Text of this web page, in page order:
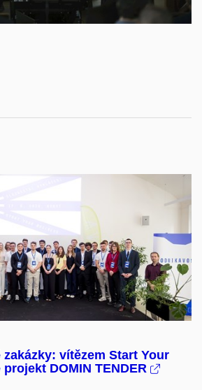
vítězem Start Your
DOMIN TENDER